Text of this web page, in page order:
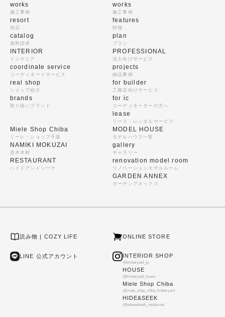
works
施工事例
resort
別荘
catalog
資料請求
works
施工事例
features
特徴
plan
プラン
INTERIOR
インテリア
coordinate service
コーディネートサービス
real shop
ショップ紹介
brands
取り扱いブランド
PROFESSIONAL
法人向けサービス
projects
納品事例
for builder
工務店向けサービス
for ic
コーディネーターの方へ
lease
リース・レンタルサービス
Miele Shop Chiba
ミーレ・ショップ千葉
NAMIKI MOKUZAI
並木木材
RESTAURANT
ハイドアンドシーク
MODEL HOUSE
モデルハウス一覧
gallery
ギャラリー
renovation model room
リノベーションモデルルーム
GARDEN ANNEX
ガーデンアネックス
読み物 | COZY LIFE ONLINE STORE
LINE 公式アカウント INTERIOR SHOP
@timberyard_jp
HOUSE
@timberyard_house
Miele Shop Chiba
@miele_shop_chiba_timberyard
HIDE&SEEK
@hideandseek_restaurant